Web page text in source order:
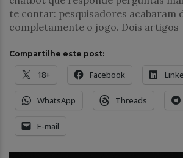
te contar: pesquisadores acabaram
completamente o jogo. Dois artigos
Compartilhe este post:
18+ Facebook
WhatsApp Threads
E-mail